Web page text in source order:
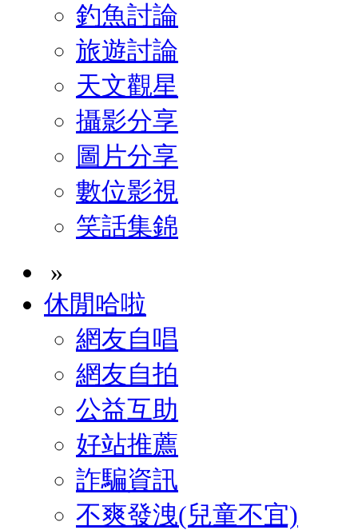
釣魚討論
旅遊討論
天文觀星
攝影分享
圖片分享
數位影視
笑話集錦
»
休閒哈啦
網友自唱
網友自拍
公益互助
好站推薦
詐騙資訊
不爽發洩(兒童不宜)